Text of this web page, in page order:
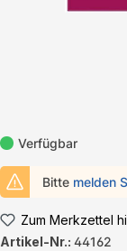
Verfügbar
Bitte melden
Zum Merkzettel
Artikel-Nr.: 44162